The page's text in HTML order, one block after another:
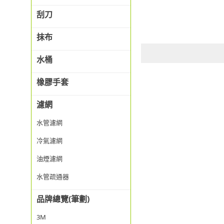
刮刀
抹布
水桶
橡膠手套
濾網
水管濾網
冷氣濾網
油煙濾網
水管疏通器
品牌總覽(筆劃)
3M